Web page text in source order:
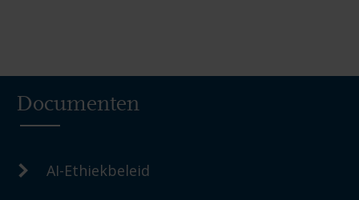
Documenten
AI-Ethiekbeleid